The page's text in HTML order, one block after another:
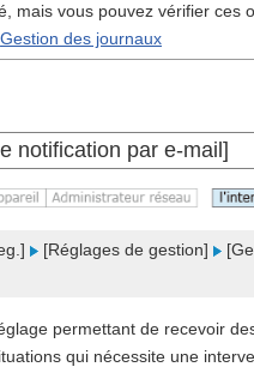
mais vous pouvez vérifier ces
Gestion des journaux
notification par e-mail]
[Réglages de gestion]
permettant de recevoir
qui nécessite une